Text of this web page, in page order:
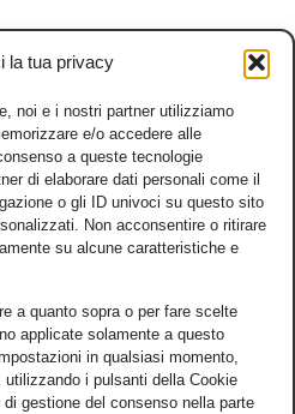
la tua privacy
noi e i nostri partner utilizziamo
e/o accedere alle
a queste tecnologie
di elaborare dati personali come il
o gli ID univoci su questo sito
Non acconsentire o ritirare
su alcune caratteristiche e
a quanto sopra o per fare scelte
applicate solamente a questo
in qualsiasi momento,
i pulsanti della Cookie
gestione del consenso nella parte